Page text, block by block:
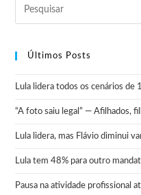
Últimos Posts
Lula lidera todos os cenários de
“A foto saiu legal” — Afilhados,
Lula lidera, mas Flávio diminui
Lula tem 48% para outro
Pausa na atividade profissional